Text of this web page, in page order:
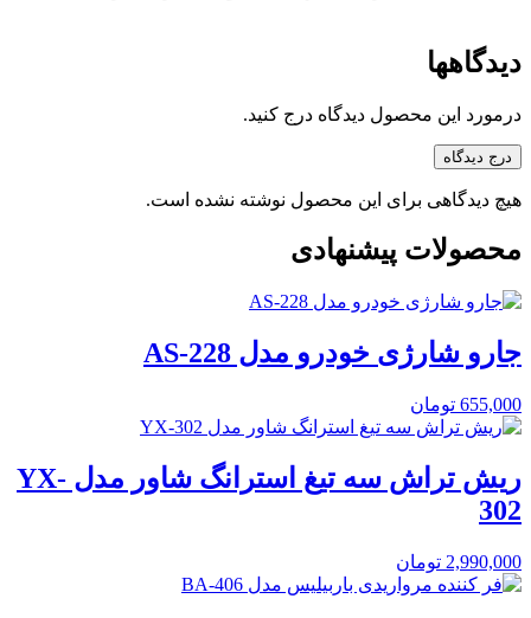
دیدگاهها
درمورد این محصول دیدگاه درج کنید.
درج دیدگاه
هیچ دیدگاهی برای این محصول نوشته نشده است.
محصولات پیشنهادی
جارو شارژی خودرو مدل AS-228
655,000 تومان
ریش تراش سه تیغ استرانگ شاور مدل YX-
302
2,990,000 تومان